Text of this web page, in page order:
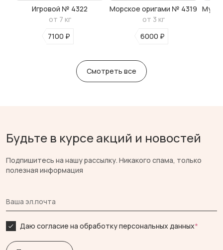
Игровой № 4322
от 7 кг
7100 ₽
Морское оригами № 4319
от 3 кг
6000 ₽
Смотреть все
Будьте в курсе акций и новостей
Подпишитесь на нашу рассылку. Никакого спама, только
полезная информация
Даю согласие на обработку персональных данных*